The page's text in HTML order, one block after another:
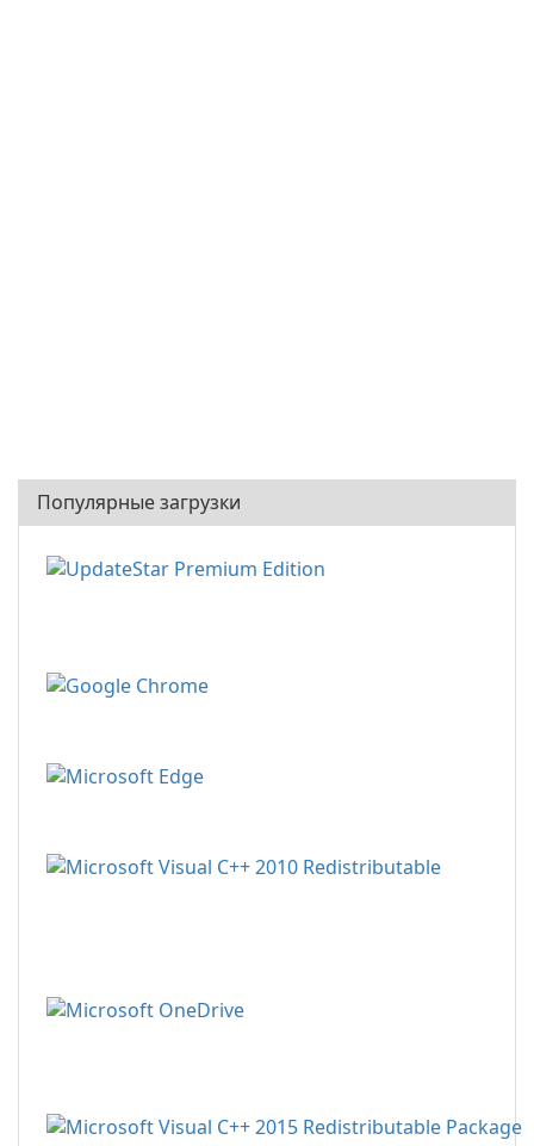
Популярные загрузки